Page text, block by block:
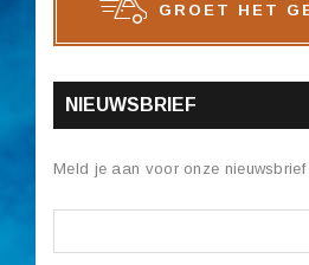
GROET HET
NIEUWSBRIEF
Meld je aan voor onze nieuwsbrief